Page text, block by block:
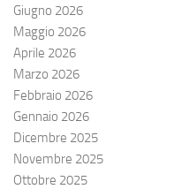
Giugno 2026
Maggio 2026
Aprile 2026
Marzo 2026
Febbraio 2026
Gennaio 2026
Dicembre 2025
Novembre 2025
Ottobre 2025